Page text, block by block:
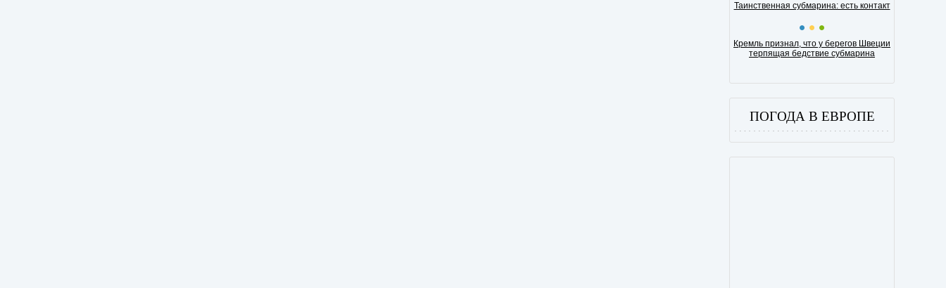
Таинственная субмарина: есть контакт
Кремль признал, что у берегов Швеции
терпящая бедствие субмарина
ПОГОДА В ЕВРОПЕ